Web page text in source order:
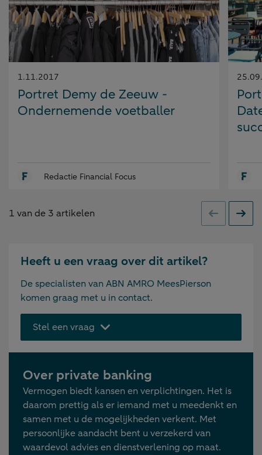
Gepubliceerd
op:
1.11.2017
Portret Demy de Zeeuw -
Ondernemende voetballer
Redactie Financial Focus
op:
1 van de 3 artikelen Vorige
Heeft u een vraag over dit artikel?
De specialisten van ABN AMRO MeesPierson
komen graag met u in contact.
Stel een vraag
Over private banking
Vermogen biedt kansen en verplichtingen. Het is
daarom prettig als er iemand met u meedenkt en
samen met u de mogelijkheden verkent. Met
persoonlijke aandacht bent u verzekerd van
waardevol advies en dienstverlening op maat.